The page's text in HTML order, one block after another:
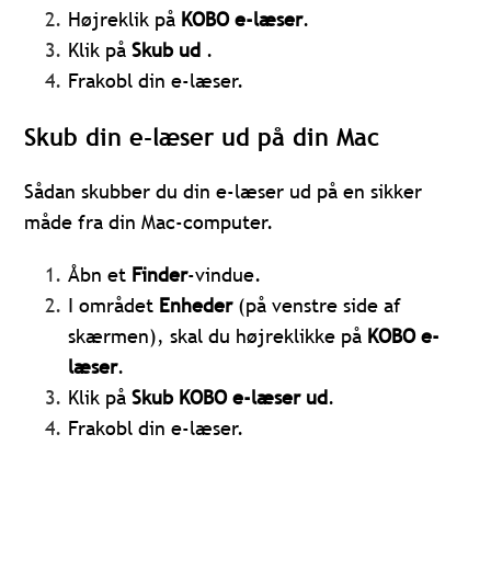
Højreklik på KOBO e-læser.
Klik påSkub ud .
Frakobl din e-læser.
Skub din e-læser ud på din Mac
Sådan skubber du din e-læser ud på en sikker
måde fra din Mac-computer.
Åbn et Finder-vindue.
I området Enheder(på venstre side af
skærmen), skal du højreklikke på KOBO e-
læser.
Klik påSkub KOBO e-læser ud.
Frakobl din e-læser.